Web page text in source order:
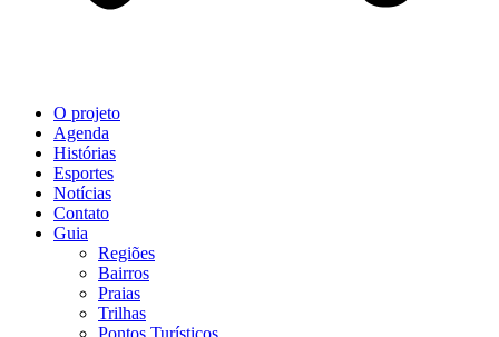
O projeto
Agenda
Histórias
Esportes
Notícias
Contato
Guia
Regiões
Bairros
Praias
Trilhas
Pontos Turísticos